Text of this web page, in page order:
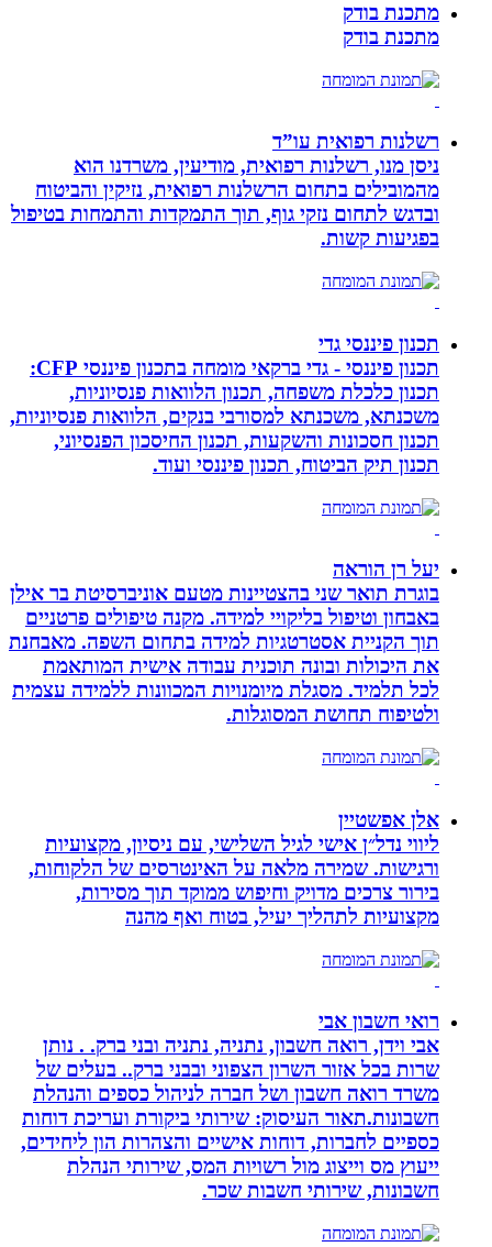
מתכנת בודק
מתכנת בודק
רשלנות רפואית עו”ד
ניסן מנו, רשלנות רפואית, מודיעין, משרדנו הוא
מהמובילים בתחום הרשלנות רפואית, נזיקין והביטוח
ובדגש לתחום נזקי גוף, תוך התמקדות והתמחות בטיפול
בפגיעות קשות.
תכנון פיננסי גדי
תכנון פיננסי - גדי ברקאי מומחה בתכנון פיננסי CFP:
תכנון כלכלת משפחה, תכנון הלוואות פנסיוניות,
משכנתא, משכנתא למסורבי בנקים, הלוואות פנסיוניות,
תכנון חסכונות והשקעות, תכנון החיסכון הפנסיוני,
תכנון תיק הביטוח, תכנון פיננסי ועוד.
יעל רן הוראה
בוגרת תואר שני בהצטיינות מטעם אוניברסיטת בר אילן
באבחון וטיפול בליקויי למידה. מקנה טיפולים פרטניים
תוך הקניית אסטרטגיות למידה בתחום השפה. מאבחנת
את היכולות ובונה תוכנית עבודה אישית המותאמת
לכל תלמיד. מסגלת מיומנויות המכוונות ללמידה עצמית
ולטיפוח תחושת המסוגלות.
אלן אפשטיין
ליווי נדל״ן אישי לגיל השלישי, עם ניסיון, מקצועיות
ורגישות. שמירה מלאה על האינטרסים של הלקוחות,
בירור צרכים מדויק וחיפוש ממוקד תוך מסירות,
מקצועיות לתהליך יעיל, בטוח ואף מהנה
רואי חשבון אבי
אבי וידן, רואה חשבון, נתניה, נתניה ובני ברק. . נותן
שרות בכל אזור השרון הצפוני ובבני ברק.. בעלים של
משרד רואה חשבון ושל חברה לניהול כספים והנהלת
חשבונות.תאור העיסוק: שירותי ביקורת ועריכת דוחות
כספיים לחברות, דוחות אישיים והצהרות הון ליחידים,
ייעוץ מס וייצוג מול רשויות המס, שירותי הנהלת
חשבונות, שירותי חשבות שכר.